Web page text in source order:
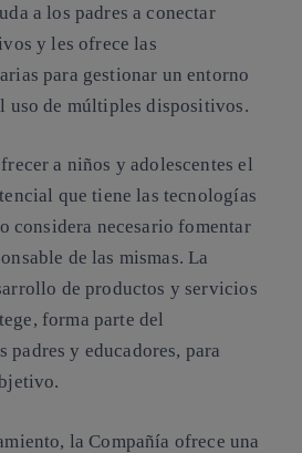
a los padres a conectar
y les ofrece las
para gestionar un entorno
uso de múltiples dispositivos.
a niños y adolescentes el
que tiene las tecnologías
considera necesario fomentar
de las mismas. La
de productos y servicios
forma parte del
padres y educadores, para
la Compañía ofrece una